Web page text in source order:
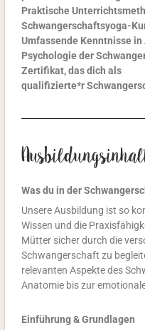
Praktische
Schwangerschaftsyoga-
Umfassende Kenntnisse
Psychologie der
Zertifikat, das dich als
qualifizierte*r
Was du in der
Unsere Ausbildung ist so
Wissen und die
Mütter sicher durch die
Schwangerschaft zu
relevanten Aspekte des
Anatomie bis zur
Einführung & Grundlagen